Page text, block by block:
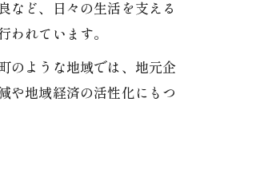
など、日々の生活を支える
れています。
のような地域では、地元企
や地域経済の活性化にもつ